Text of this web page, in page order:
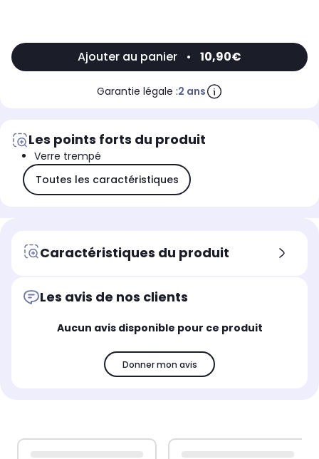
Ajouter au panier • 10,90€
Garantie légale :2 ans
Les points forts du produit
Verre trempé
Toutes les caractéristiques
Caractéristiques du produit
Les avis de nos clients
Aucun avis disponible pour ce produit
Donner mon avis